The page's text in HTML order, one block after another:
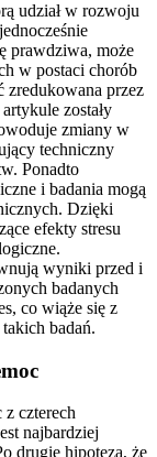
udział w rozwoju
prawdziwa, może
w postaci chorób
zredukowana przez
zostały
zmiany w
techniczny
Ponadto
i badania mogą
Dzięki
efekty stresu
wyniki przed i
badanych
co wiąże się z
badań.
z czterech
najbardziej
drugie hipoteza, że